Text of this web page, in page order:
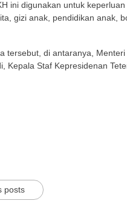
ini digunakan untuk
gizi anak, pendidikan anak,
tersebut, di antaranya,
Kepala Staf Kepresidenan
posts